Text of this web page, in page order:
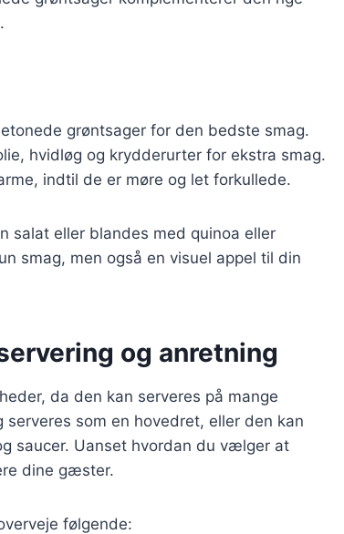
grøntsager for den bedste smag.
hvidløg og krydderurter for ekstra smag.
indtil de er møre og let forkullede.
salat eller blandes med quinoa eller
smag, men også en visuel appel til din
og anretning
da den kan serveres på mange
som en hovedret, eller den kan
saucer. Uanset hvordan du vælger at
dine gæster.
følgende: